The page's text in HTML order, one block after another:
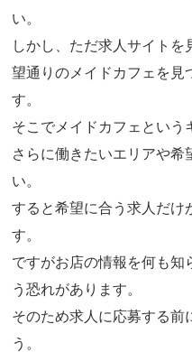
い。
しかし、ただ求人サイト
望通りのメイドカフェを見
す。
そこでメイドカフェという
さらに働きたいエリアや希
い。
すると希望に合う求人だけ
す。
ですがお店の情報を何も知
う恐れがあります。
そのため求人に応募する前
う。